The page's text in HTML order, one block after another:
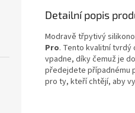
Detailní popis
Modravě třpytivý
Pro. Tento kvalitní tvrdý
vpadne, díky čemuž je
předejdete případnému
pro ty, kteří chtějí, aby